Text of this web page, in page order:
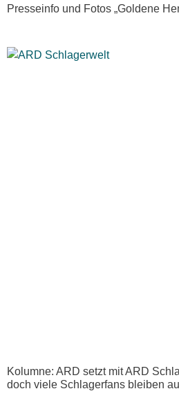
Presseinfo und Fotos „Goldene
Kolumne: ARD setzt mit ARD
doch viele Schlagerfans bleiben